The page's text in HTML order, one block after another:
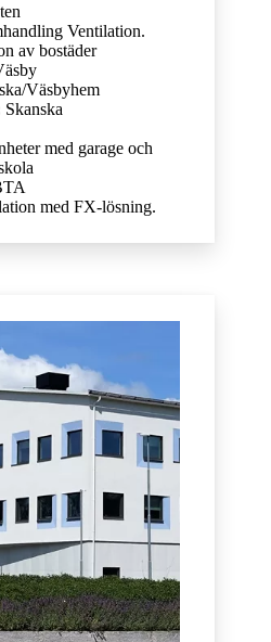
Ventilation.
av bostäder
Väsbyhem
Skanska
med garage och
med FX-lösning.